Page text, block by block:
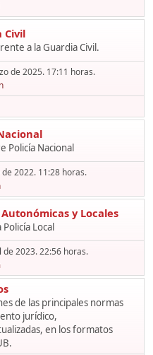
Civil
a la Guardia Civil.
de 2025. 17:11 horas.
Policía Nacional
2022. 11:28 horas.
y Locales
Local
2023. 22:56 horas.
de las principales normas
jurídico,
en los formatos